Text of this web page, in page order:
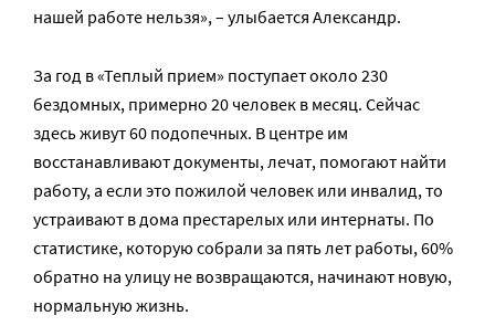
нашей работе нельзя», – улыбается Александр.
За год в «Теплый прием» поступает около 230
бездомных, примерно 20 человек в месяц. Сейчас
здесь живут 60 подопечных. В центре им
восстанавливают документы, лечат, помогают найти
работу, а если это пожилой человек или инвалид, то
устраивают в дома престарелых или интернаты. По
статистике, которую собрали за пять лет работы, 60%
обратно на улицу не возвращаются, начинают новую,
нормальную жизнь.